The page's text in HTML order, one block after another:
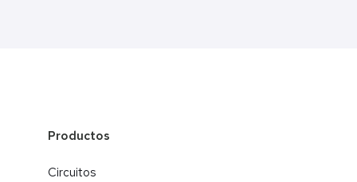
Productos
Circuitos